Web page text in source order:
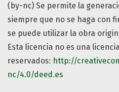
(by-nc) Se permite la
siempre que no se haga con
se puede utilizar la obra
Esta licencia no es una
reservados: http://
nc/4.0/deed.es